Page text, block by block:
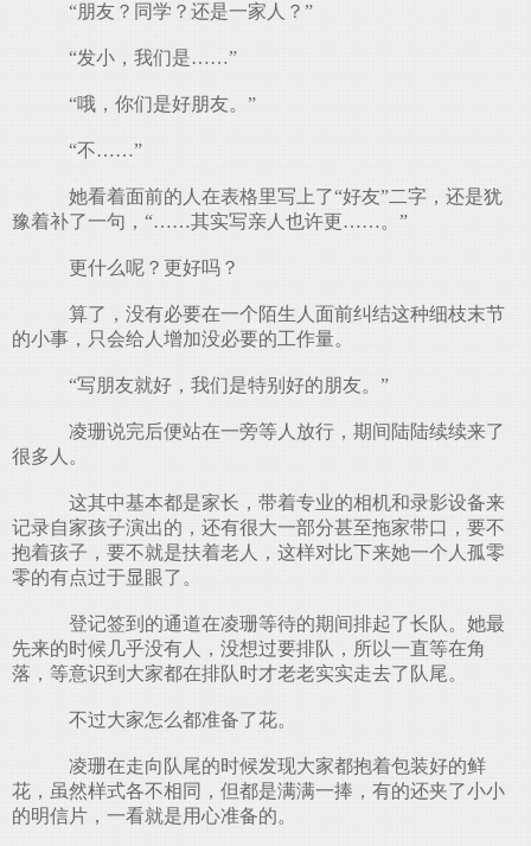
“朋友？同学？还是一家人？”
“发小，我们是……”
“哦，你们是好朋友。”
“不……”
她看着面前的人在表格里写上了“好友”二字，还是犹
豫着补了一句，“……其实写亲人也许更……。”
更什么呢？更好吗？
算了，没有必要在一个陌生人面前纠结这种细枝末节
的小事，只会给人增加没必要的工作量。
“写朋友就好，我们是特别好的朋友。”
凌珊说完后便站在一旁等人放行，期间陆陆续续来了
很多人。
这其中基本都是家长，带着专业的相机和录影设备来
记录自家孩子演出的，还有很大一部分甚至拖家带口，要不
抱着孩子，要不就是扶着老人，这样对比下来她一个人孤零
零的有点过于显眼了。
登记签到的通道在凌珊等待的期间排起了长队。她最
先来的时候几乎没有人，没想过要排队，所以一直等在角
落，等意识到大家都在排队时才老老实实走去了队尾。
不过大家怎么都准备了花。
凌珊在走向队尾的时候发现大家都抱着包装好的鲜
花，虽然样式各不相同，但都是满满一捧，有的还夹了小小
的明信片，一看就是用心准备的。